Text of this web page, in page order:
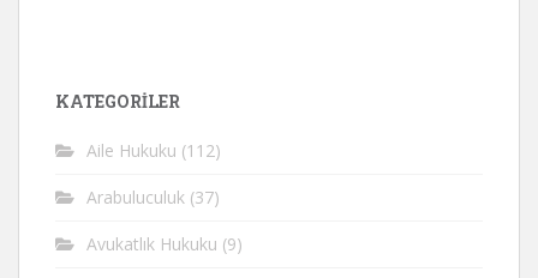
KATEGORİLER
Aile Hukuku (112)
Arabuluculuk (37)
Avukatlık Hukuku (9)